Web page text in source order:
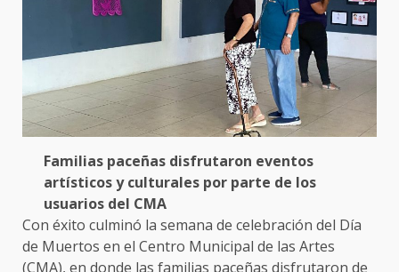
Familias paceñas disfrutaron eventos
artísticos y culturales por parte de los
usuarios del CMA
Con éxito culminó la semana de celebración del Día
de Muertos en el Centro Municipal de las Artes
(CMA), en donde las familias paceñas disfrutaron de